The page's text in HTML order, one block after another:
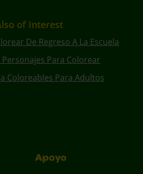
of Interest
De Regreso A La Escuela
Para Colorear
Coloreables Para Adultos
Apoyo